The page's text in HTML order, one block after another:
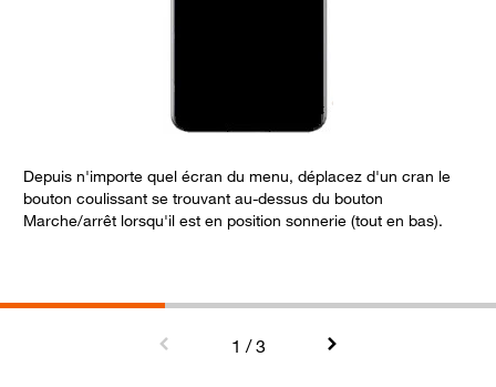
Depuis n'importe quel écran du menu, déplacez d'un cran le
bouton coulissant se trouvant au-dessus du bouton
Marche/arrêt lorsqu'il est en position sonnerie (tout en bas).
1 / 3